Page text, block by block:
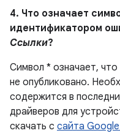
4. Что означает
идентификатором
Ссылки?
Символ * означает, что
не опубликовано.
содержится в
драйверов для
скачать с сайта